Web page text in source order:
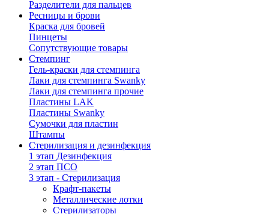
Разделители для пальцев
Ресницы и брови
Краска для бровей
Пинцеты
Сопутствующие товары
Стемпинг
Гель-краски для стемпинга
Лаки для стемпинга Swanky
Лаки для стемпинга прочие
Пластины LAK
Пластины Swanky
Сумочки для пластин
Штампы
Стерилизация и дезинфекция
1 этап Дезинфекция
2 этап ПСО
3 этап - Стерилизация
Крафт-пакеты
Металлические лотки
Стерилизаторы